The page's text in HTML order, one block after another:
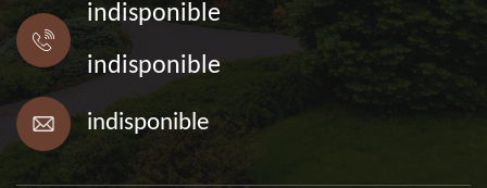
indisponible
indisponible
indisponible